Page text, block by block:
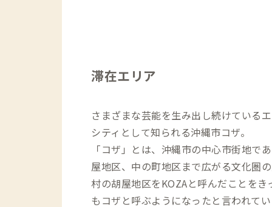
滞在エリア
さまざまな芸能を生み出し続けている
シティとして知られる沖縄市コザ。
「コザ」とは、沖縄市の中心市街地で
屋地区、中の町地区まで広がる文化圏
村の胡屋地区をKOZAと呼んだことを
もコザと呼ぶようになったと言われて